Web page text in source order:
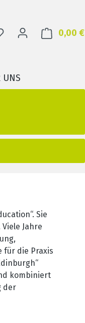
DU HAST 0 0,00 €
UNS
Sie
Jahre
für die Praxis
kombiniert
der